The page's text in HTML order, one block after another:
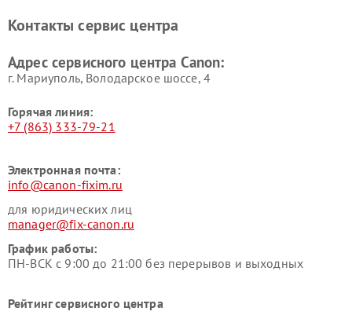
Контакты сервис центра
Адрес сервисного центра Canon:
г. Мариуполь, Володарское шоссе, 4
Горячая линия:
+7 (863) 333-79-21
Электронная почта:
info@canon-fixim.ru
для юридических лиц
manager@fix-canon.ru
График работы:
ПН-ВСК с 9:00 до 21:00 без перерывов и выходных
Рейтинг сервисного центра